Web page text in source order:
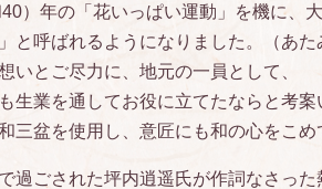
）年の「花いっぱい運動」を機に、
」と呼ばれるようになりました。（あ
いとご尽力に、地元の一員として、
生業を通してお役に立てたならと考
三盆を使用し、意匠にも和の心をこ
過ごされた坪内逍遥氏が作詞なさっ